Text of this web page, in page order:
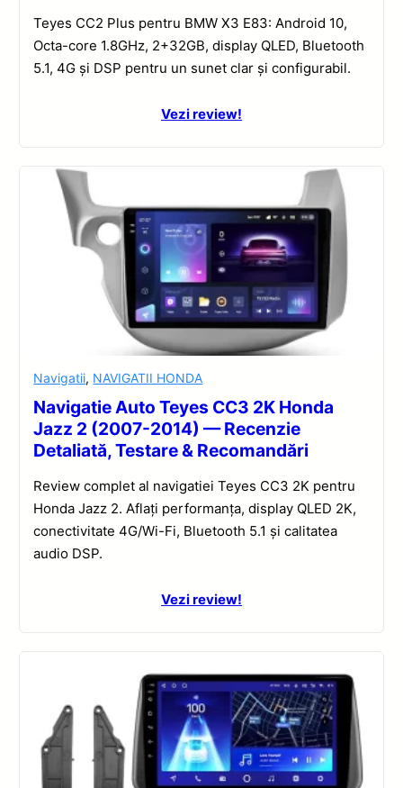
Teyes CC2 Plus pentru BMW X3 E83: Android 10,
Octa-core 1.8GHz, 2+32GB, display QLED, Bluetooth
5.1, 4G și DSP pentru un sunet clar și configurabil.
Vezi review!
Navigatii, NAVIGATII HONDA
Navigatie Auto Teyes CC3 2K Honda
Jazz 2 (2007-2014) — Recenzie
Detaliată, Testare & Recomandări
Review complet al navigatiei Teyes CC3 2K pentru
Honda Jazz 2. Aflați performanța, display QLED 2K,
conectivitate 4G/Wi-Fi, Bluetooth 5.1 și calitatea
audio DSP.
Vezi review!